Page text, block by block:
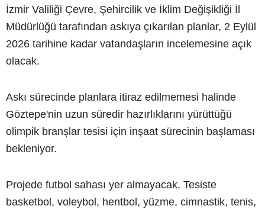
İzmir Valiliği Çevre, Şehircilik ve İklim Değişikliği İl
Müdürlüğü tarafından askıya çıkarılan planlar, 2 Eylül
2026 tarihine kadar vatandaşların incelemesine açık
olacak.
Askı sürecinde planlara itiraz edilmemesi halinde
Göztepe'nin uzun süredir hazırlıklarını yürüttüğü
olimpik branşlar tesisi için inşaat sürecinin başlaması
bekleniyor.
Projede futbol sahası yer almayacak. Tesiste
basketbol, voleybol, hentbol, yüzme, cimnastik, tenis,